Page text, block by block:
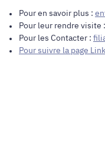
Pour en savoir plus :
Pour leur rendre visite
Pour les Contacter :
Pour suivre la page